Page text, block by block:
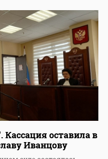
Кассация оставила в
Иванцову